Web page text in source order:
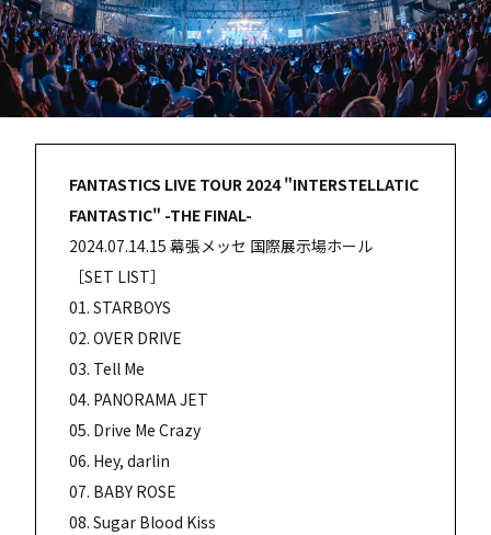
FANTASTICS LIVE TOUR 2024 "INTERSTELLATIC
FANTASTIC" -THE FINAL-
2024.07.14.15 幕張メッセ 国際展示場ホール
［SET LIST］
01. STARBOYS
02. OVER DRIVE
03. Tell Me
04. PANORAMA JET
05. Drive Me Crazy
06. Hey, darlin
07. BABY ROSE
08. Sugar Blood Kiss